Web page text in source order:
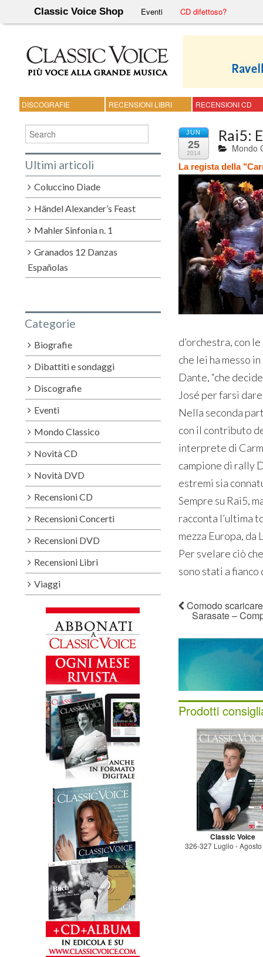
Classic Voice Shop Eventi CD difettoso?
DISCOGRAFIE RECENSIONI LIBRI RECENSIONI CD
JUN
25
2014
Rai5:
Mondo
La regista della
d’orchestra, con
che lei ha messo
Dante, “che
José per farsi
Nella seconda
con il contributo
interprete di
campione di rally
estremi sia
Sempre su Rai5,
racconta l’ultima
mezza Europa, da
Per svelare ciò
sono stati a
Comodo
Sarasate –
Prodotti
Classic Voice
326-327 Luglio -
Ultimi articoli
Coluccino Diade
Händel Alexander’s Feast
Mahler Sinfonia n. 1
Granados 12 Danzas
Españolas
Categorie
Biografie
Dibattiti e sondaggi
Discografie
Eventi
Mondo Classico
Novità CD
Novità DVD
Recensioni CD
Recensioni Concerti
Recensioni DVD
Recensioni Libri
Viaggi